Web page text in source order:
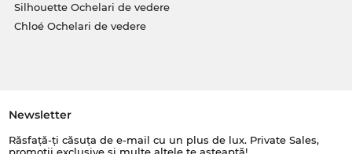
Silhouette Ochelari de vedere
Chloé Ochelari de vedere
Newsletter
Răsfață-ți căsuța de e-mail cu un plus de lux. Private Sales,